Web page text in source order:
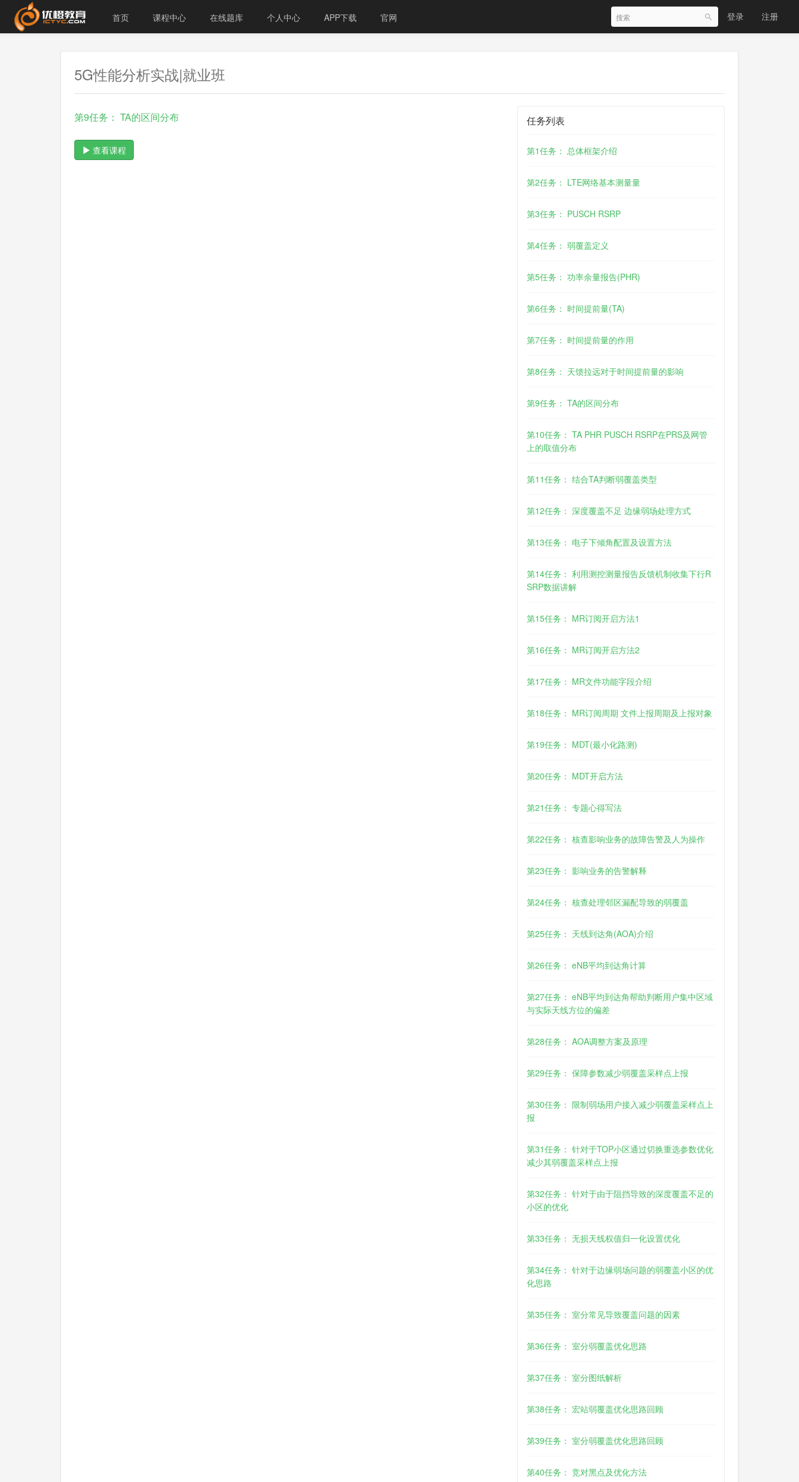
首页 课程中心 在线题库 个人中心 APP下载 官网 登录 注册
5G性能分析实战|就业班
第9任务： TA的区间分布
查看课程
任务列表
第1任务： 总体框架介绍
第2任务： LTE网络基本测量量
第3任务： PUSCH RSRP
第4任务： 弱覆盖定义
第5任务： 功率余量报告(PHR)
第6任务： 时间提前量(TA)
第7任务： 时间提前量的作用
第8任务： 天馈拉远对于时间提前量的影响
第9任务： TA的区间分布
第10任务： TA PHR PUSCH RSRP在PRS及网管
上的取值分布
第11任务： 结合TA判断弱覆盖类型
第12任务： 深度覆盖不足 边缘弱场处理方式
第13任务： 电子下倾角配置及设置方法
第14任务： 利用测控测量报告反馈机制收集下行R
SRP数据讲解
第15任务： MR订阅开启方法1
第16任务： MR订阅开启方法2
第17任务： MR文件功能字段介绍
第18任务： MR订阅周期 文件上报周期及上报对象
第19任务： MDT(最小化路测)
第20任务： MDT开启方法
第21任务： 专题心得写法
第22任务： 核查影响业务的故障告警及人为操作
第23任务： 影响业务的告警解释
第24任务： 核查处理邻区漏配导致的弱覆盖
第25任务： 天线到达角(AOA)介绍
第26任务： eNB平均到达角计算
第27任务： eNB平均到达角帮助判断用户集中区域
与实际天线方位的偏差
第28任务： AOA调整方案及原理
第29任务： 保障参数减少弱覆盖采样点上报
第30任务： 限制弱场用户接入减少弱覆盖采样点上
报
第31任务： 针对于TOP小区通过切换重选参数优化
减少其弱覆盖采样点上报
第32任务： 针对于由于阻挡导致的深度覆盖不足的
小区的优化
第33任务： 无损天线权值归一化设置优化
第34任务： 针对于边缘弱场问题的弱覆盖小区的优
化思路
第35任务： 室分常见导致覆盖问题的因素
第36任务： 室分弱覆盖优化思路
第37任务： 室分图纸解析
第38任务： 宏站弱覆盖优化思路回顾
第39任务： 室分弱覆盖优化思路回顾
第40任务： 竞对黑点及优化方法